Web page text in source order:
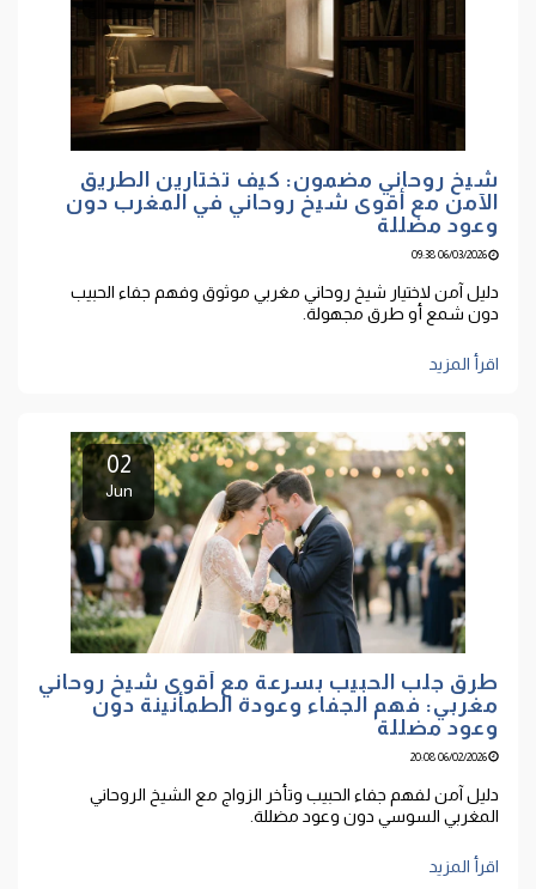
شيخ روحاني مضمون: كيف تختارين الطريق
الآمن مع أقوى شيخ روحاني في المغرب دون
وعود مضللة
06/03/2026 09:38
دليل آمن لاختيار شيخ روحاني مغربي موثوق وفهم جفاء الحبيب
دون شمع أو طرق مجهولة.
اقرأ المزيد
02
Jun
طرق جلب الحبيب بسرعة مع أقوى شيخ روحاني
مغربي: فهم الجفاء وعودة الطمأنينة دون
وعود مضللة
06/02/2026 20:08
دليل آمن لفهم جفاء الحبيب وتأخر الزواج مع الشيخ الروحاني
المغربي السوسي دون وعود مضللة.
اقرأ المزيد